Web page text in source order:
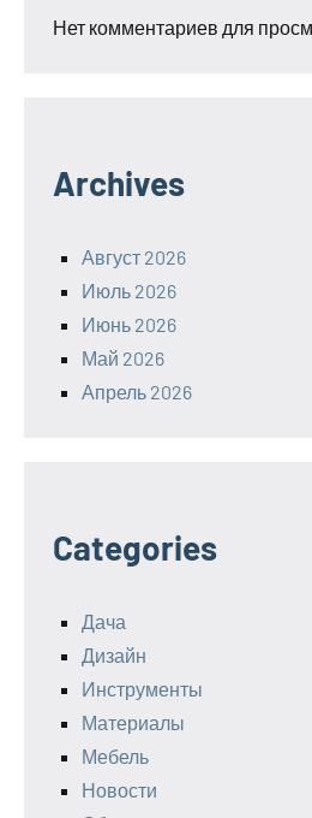
Нет комментариев для
Archives
Август 2026
Июль 2026
Июнь 2026
Май 2026
Апрель 2026
Categories
Дача
Дизайн
Инструменты
Материалы
Мебель
Новости